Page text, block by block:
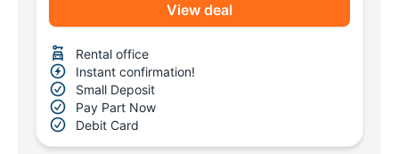
View deal
Rental office
Instant confirmation!
Small Deposit
Pay Part Now
Debit Card